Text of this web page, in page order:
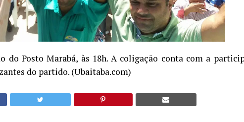
do Posto Marabá, às 18h. A coligação conta com a
do partido. (Ubaitaba.com)